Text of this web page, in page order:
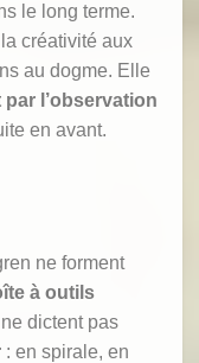
le long terme.
créativité aux
au dogme. Elle
l’observation
en avant.
ne forment
à outils
dictent pas
: en spirale, en